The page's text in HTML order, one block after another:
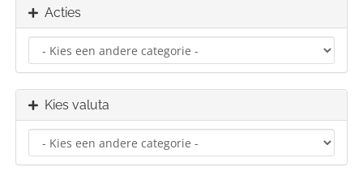
Acties
Kies valuta